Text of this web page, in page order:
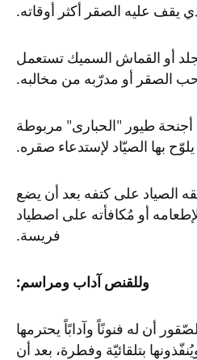
يقف عليه الصقر أكثر أوقاته.
أو القماش السميك تستعمل
الصقر أو مدرّبه من مخالبه.
طيور "الحبارى" مربوطة
بها الصيّاد لإستدعاء صقره.
الصياد على كتفه بعد أن يضع
أو مُكافأته على اصطياد
فريسة.
وللقنص آداب ومراسم:
أن له فنونًاً وآدابًاً يحترمها
بتلقائيّة وفطرة، بعد أن